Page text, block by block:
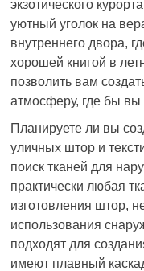
экзотического
уютный уголок на
внутреннего двора,
хорошей книгой в
позволить вам
атмосферу, где бы вы
Планируете ли вы
уличных штор и
поиск тканей для
практически любая
изготовления штор,
использования
подходят для
имеют плавный